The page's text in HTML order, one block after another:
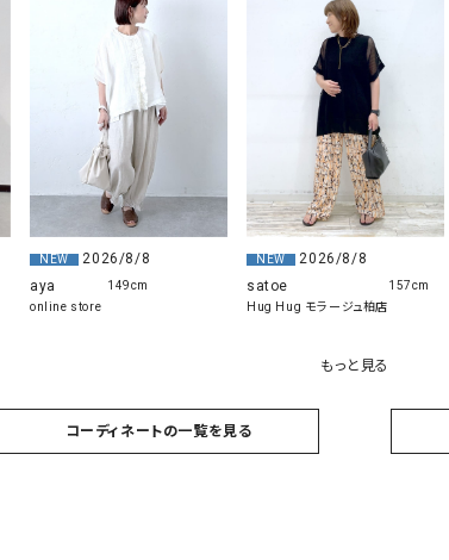
NEW
2026/8/8
aya
online store
149cm
NEW
2026/8/8
satoe
Hug Hug モラージュ柏店
157cm
もっと見る
コーディネートの一覧を見る